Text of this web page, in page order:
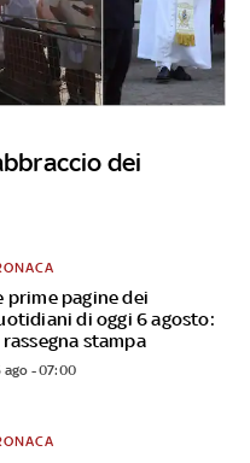
dei
prime pagine dei
di oggi 6 agosto:
rassegna stampa
ago - 07:00